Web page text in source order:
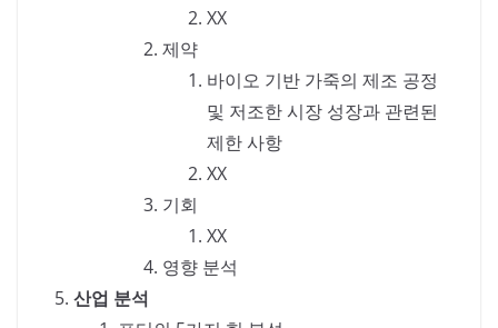
XX
제약
바이오 기반 가죽의 제조 공정
및 저조한 시장 성장과 관련된
제한 사항
XX
기회
XX
영향 분석
산업 분석